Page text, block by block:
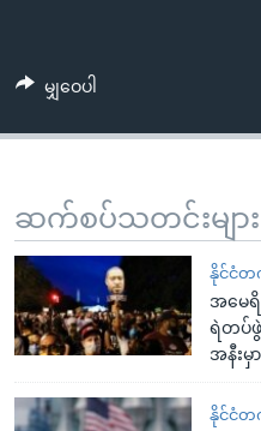
မျှဝေပါ
ဆက်စပ်သတင်းများ
နိုင်ငံတ
အမေရိ
ရဲတပ်ဖွဲ့
အနီးမှ
နိုင်ငံတ